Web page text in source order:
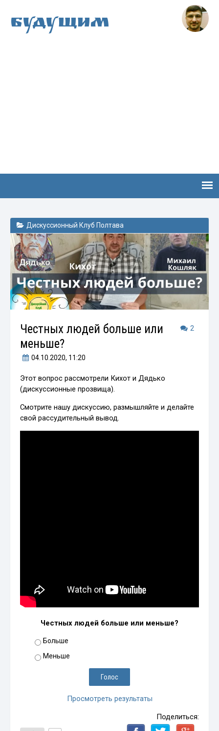
Будущим
Дискуссионный Клуб Полтава
2
Честных людей больше или
меньше?
04.10.2020, 11:20
Этот вопрос рассмотрели Кихот и Дядько
(дискуссионные прозвища).
Смотрите нашу дискуссию, размышляйте и делайте
свой рассудительный вывод.
Честных людей больше или меньше?
Больше
Меньше
Просмотреть результаты
Поделиться: